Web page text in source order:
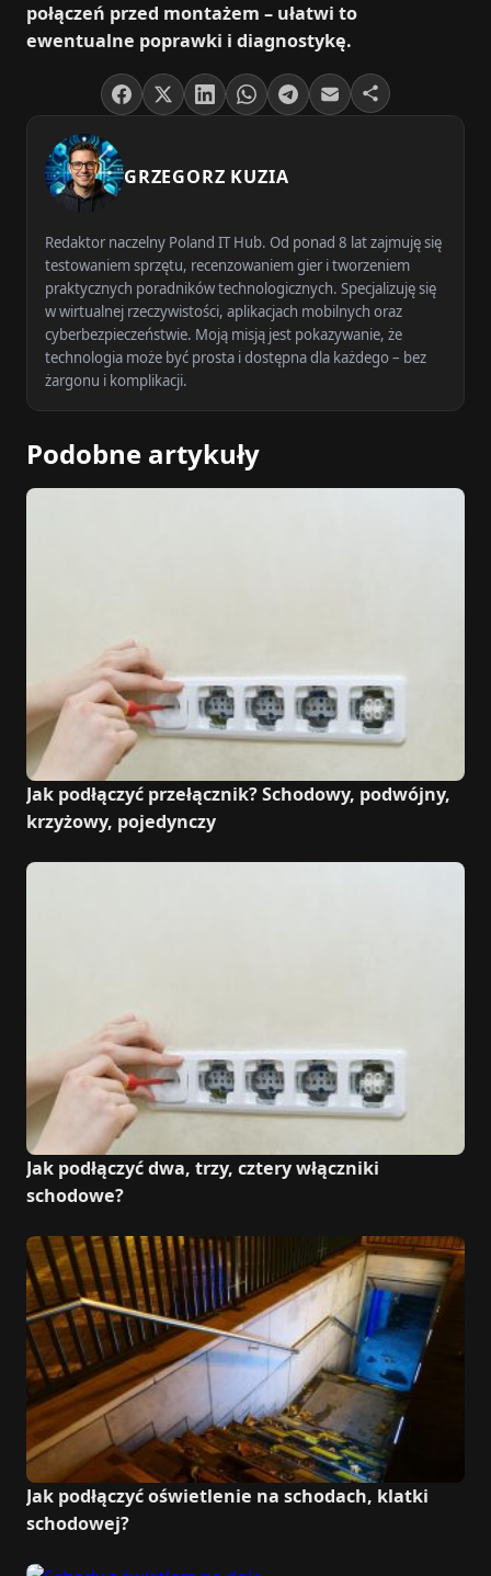
połączeń przed montażem – ułatwi to
ewentualne poprawki i diagnostykę.
GRZEGORZ KUZIA
Redaktor naczelny Poland IT Hub. Od ponad 8 lat zajmuję się
testowaniem sprzętu, recenzowaniem gier i tworzeniem
praktycznych poradników technologicznych. Specjalizuję się
w wirtualnej rzeczywistości, aplikacjach mobilnych oraz
cyberbezpieczeństwie. Moją misją jest pokazywanie, że
technologia może być prosta i dostępna dla każdego – bez
żargonu i komplikacji.
Podobne artykuły
Jak podłączyć przełącznik? Schodowy, podwójny,
krzyżowy, pojedynczy
Jak podłączyć dwa, trzy, cztery włączniki
schodowe?
Jak podłączyć oświetlenie na schodach, klatki
schodowej?